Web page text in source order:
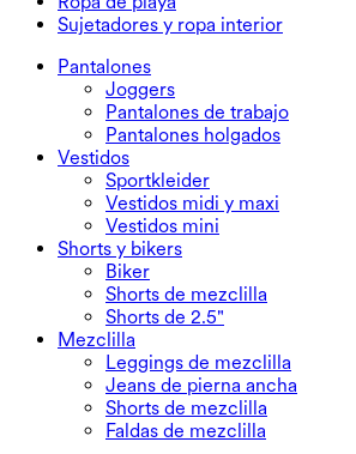
Tops talla grande
Vestidos talla grande
Chaquetas y ropa exterior
Ropa exterior
Ropa de playa
Tops de baño
Partes de abajo de baño
Conjuntos de baño
Sujetadores y ropa interior
Sujetadores y ropa interior
Sujetadores
Ropa interior
Pantalones
Joggers
Pantalones de trabajo
Pantalones holgados
Vestidos
Sportkleider
Vestidos midi y maxi
Vestidos mini
Shorts y bikers
Biker
Shorts de mezclilla
Shorts de 2.5"
Mezclilla
Leggings de mezclilla
Jeans de pierna ancha
Shorts de mezclilla
Faldas de mezclilla